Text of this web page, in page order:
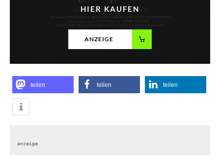
HIER KAUFEN
ANZEIGE
teilen teilen teilen
anzeige